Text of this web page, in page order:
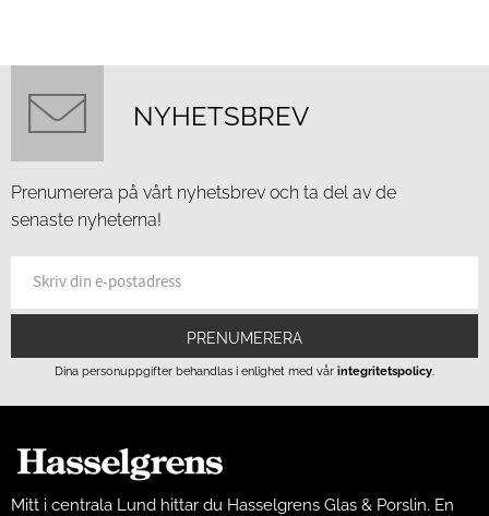
NYHETSBREV
Prenumerera på vårt nyhetsbrev och ta del av de
senaste nyheterna!
PRENUMERERA
Dina personuppgifter behandlas i enlighet med vår integritetspolicy.
Mitt i centrala Lund hittar du Hasselgrens Glas & Porslin. En